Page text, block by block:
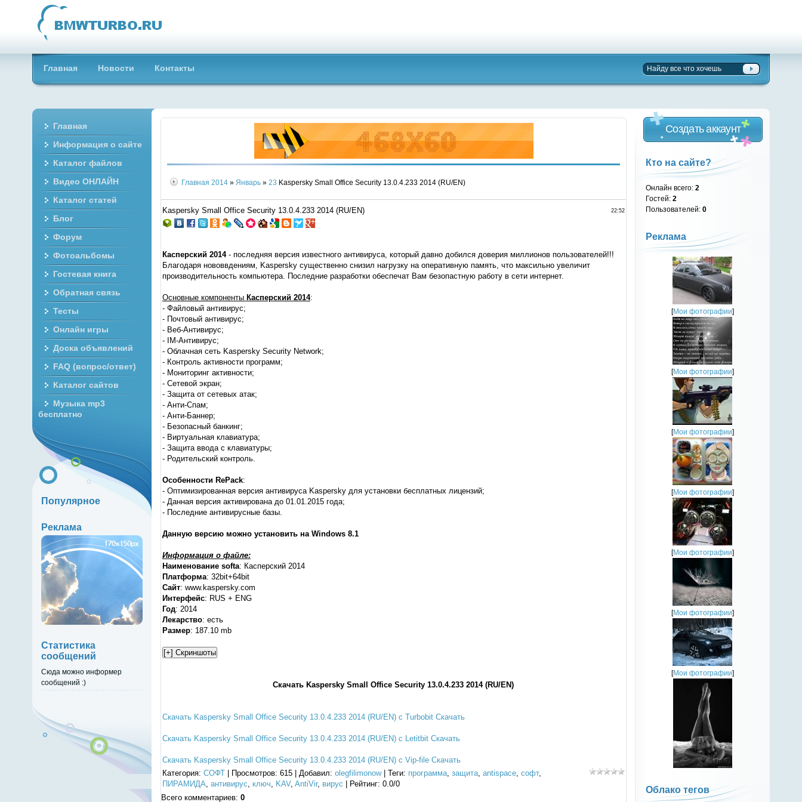
Главная Новости Контакты
Главная 2014 » Январь » 23 Kaspersky Small Office Security 13.0.4.233 2014 (RU/EN)
22:52
Kaspersky Small Office Security 13.0.4.233 2014 (RU/EN)
Касперский 2014- последняя версия известного антивируса, который давно добился доверия миллионов пользователей!!!
Благодаря нововвдениям, Kaspersky существенно снизил нагрузку на оперативную память, что максильно увеличит
производительность компьютера. Последние разработки обеспечат Вам безопастную работу в сети интернет.
Основные компоненты Касперский 2014:
- Файловый антивирус;
- Почтовый антивирус;
- Веб-Антивирус;
- IM-Антивирус;
- Облачная сеть Kaspersky Security Network;
- Контроль активности программ;
- Мониторинг активности;
- Сетевой экран;
- Защита от сетевых атак;
- Анти-Спам;
- Анти-Баннер;
- Безопасный банкинг;
- Виртуальная клавиатура;
- Защита ввода с клавиатуры;
- Родительский контроль.
Особенности RePack:
- Оптимизированная версия антивируса Kaspersky для установки бесплатных лицензий;
- Данная версия активирована до 01.01.2015 года;
- Последние антивирусные базы.
Данную версию можно установить на Windows 8.1
Информация о файле:
Наименование softa: Касперский 2014
Платформа: 32bit+64bit
Сайт: www.kaspersky.com
Интерфейс: RUS + ENG
Год: 2014
Лекарство: есть
Размер: 187.10 mb
Скачать Kaspersky Small Office Security 13.0.4.233 2014 (RU/EN)
Скачать Kaspersky Small Office Security 13.0.4.233 2014 (RU/EN) с Turbobit Скачать
Скачать Kaspersky Small Office Security 13.0.4.233 2014 (RU/EN) с Letitbit Скачать
Скачать Kaspersky Small Office Security 13.0.4.233 2014 (RU/EN) с Vip-file Скачать
Категория: СОФТ| Просмотров: 615 | Добавил: olegfilimonow| Теги: программа, защита, antispace, софт,
ПИРАМИДА, антивирус, ключ, KAV, AntiVir, вирус Рейтинг: 0.0/0
Всего комментариев: 0
Создать аккаунт
Кто на сайте?
Онлайн всего:2
Гостей:2
Пользователей:0
Реклама
[Мои фотографии]
[Мои фотографии]
[Мои фотографии]
[Мои фотографии]
[Мои фотографии]
[Мои фотографии]
[Мои фотографии]
Облако тегов
Главная
Информация о сайте
Каталог файлов
Видео ОНЛАЙН
Каталог статей
Блог
Форум
Фотоальбомы
Гостевая книга
Обратная связь
Тесты
Онлайн игры
Доска объявлений
FAQ (вопрос/ответ)
Каталог сайтов
Музыка mp3
бесплатно
Популярное
Реклама
Статистика
сообщений
Сюда можно информер
сообщений :)